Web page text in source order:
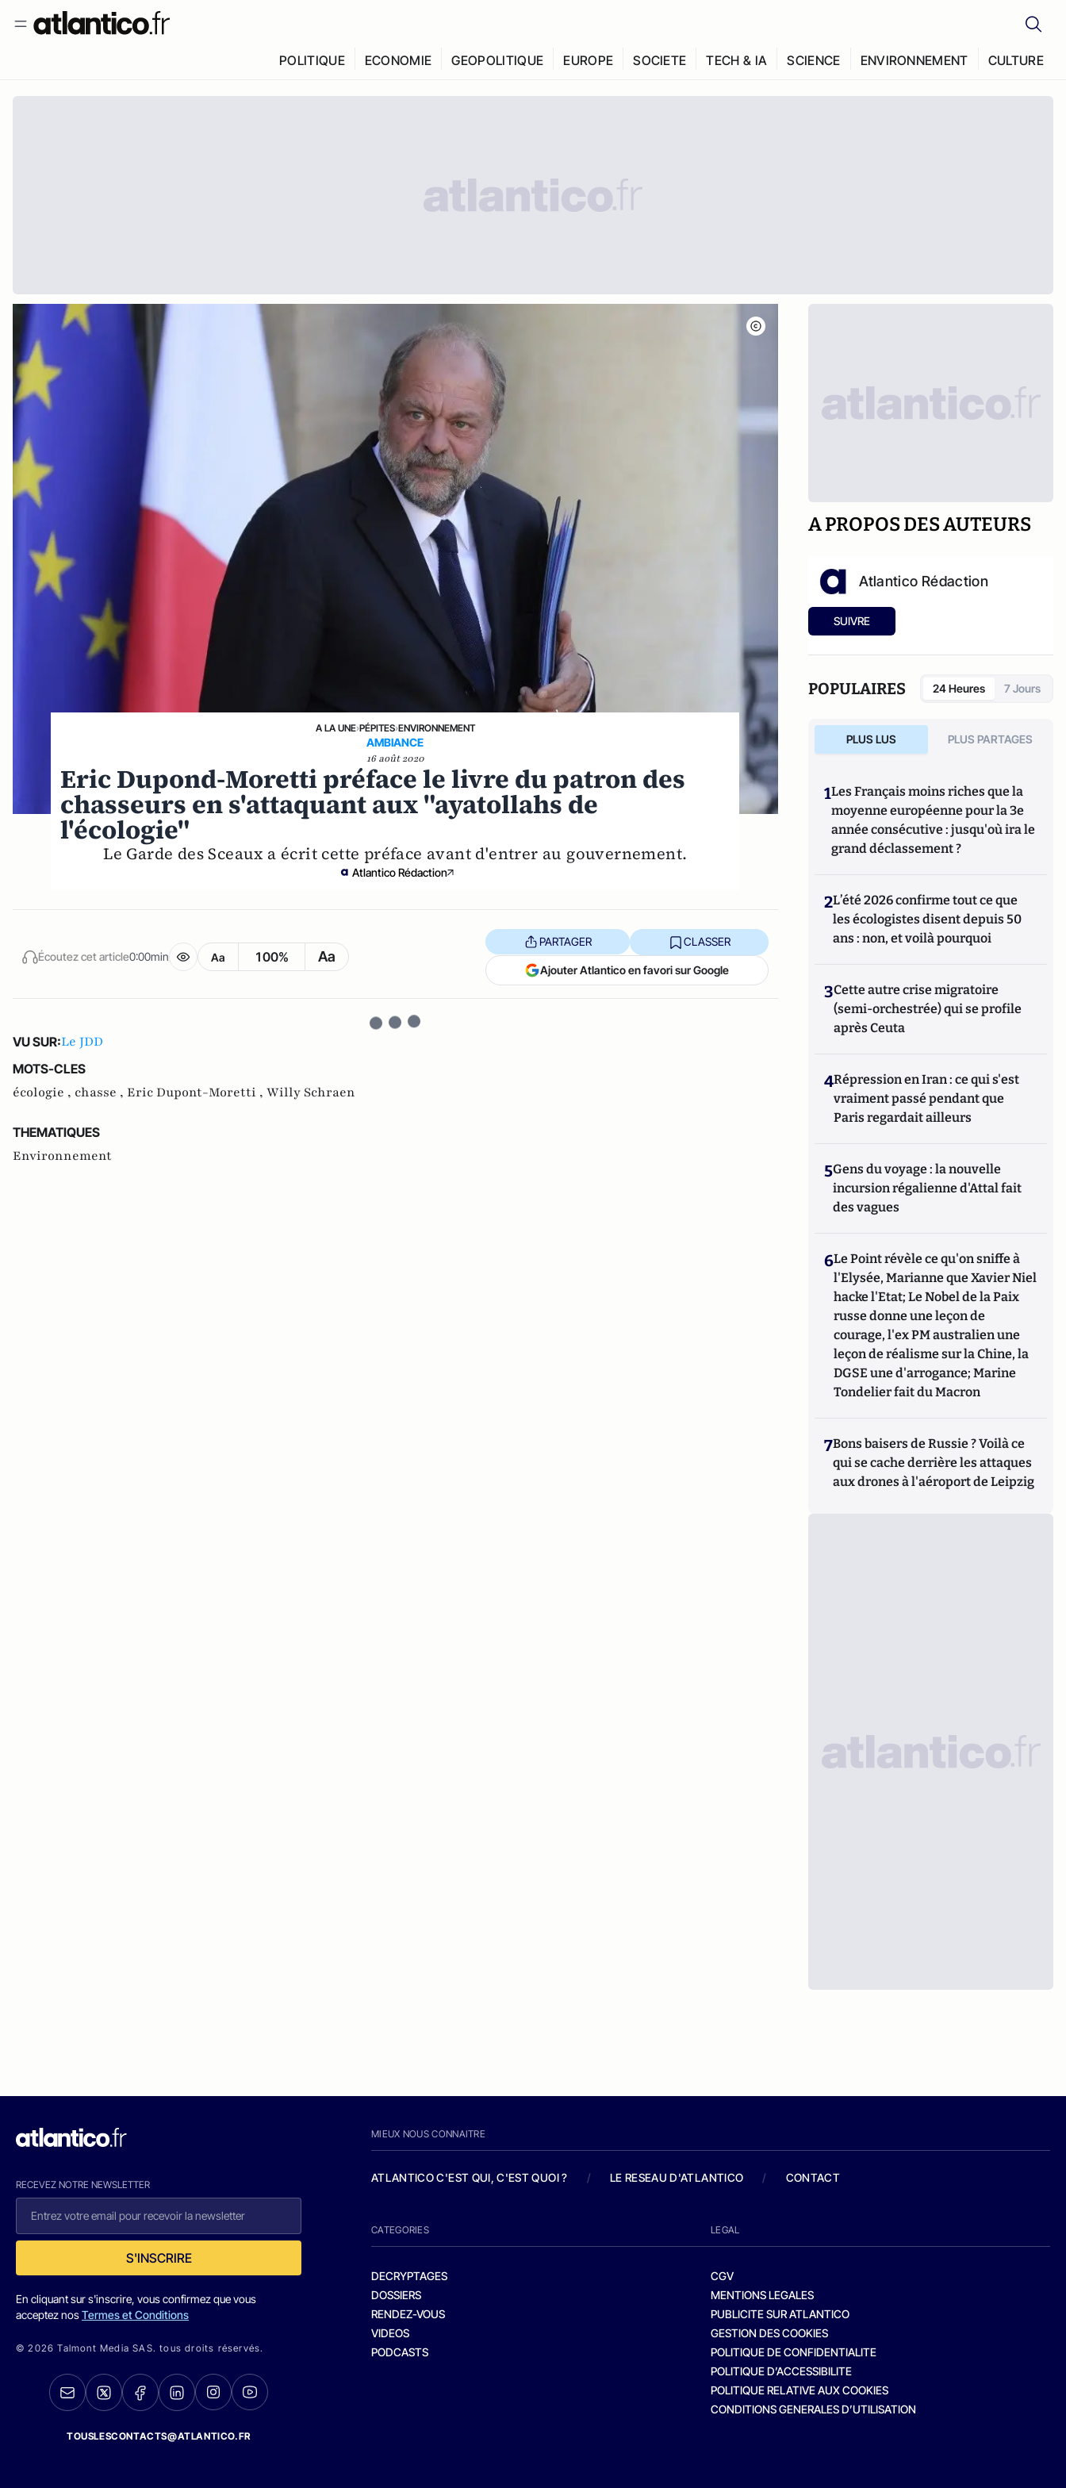
POLITIQUE ECONOMIE GEOPOLITIQUE EUROPE SOCIETE TECH & IA SCIENCE ENVIRONNEMENT CULTURE
A LA UNE›PÉPITES›ENVIRONNEMENT
AMBIANCE
16 août 2020
Eric Dupond-Moretti préface le livre du patron des
chasseurs en s'attaquant aux "ayatollahs de
l'écologie"
Le Garde des Sceaux a écrit cette préface avant d'entrer au gouvernement.
Atlantico Rédaction
Écoutez cet article0:00min Aa 100% Aa
PARTAGER CLASSER
Ajouter Atlantico en favori sur Google
VU SUR:Le JDD
MOTS-CLES
écologie , chasse , Eric Dupont-Moretti , Willy Schraen
THEMATIQUES
Environnement
A PROPOS DES AUTEURS
Atlantico Rédaction
SUIVRE
POPULAIRES 24 Heures 7 Jours
PLUS LUS PLUS PARTAGES
1Les Français moins riches que la
moyenne européenne pour la 3e
année consécutive : jusqu'où ira le
grand déclassement ?
2L’été 2026 confirme tout ce que
les écologistes disent depuis 50
ans : non, et voilà pourquoi
3Cette autre crise migratoire
(semi-orchestrée) qui se profile
après Ceuta
4Répression en Iran : ce qui s'est
vraiment passé pendant que
Paris regardait ailleurs
5Gens du voyage : la nouvelle
incursion régalienne d'Attal fait
des vagues
6Le Point révèle ce qu'on sniffe à
l'Elysée, Marianne que Xavier Niel
hacke l'Etat; Le Nobel de la Paix
russe donne une leçon de
courage, l'ex PM australien une
leçon de réalisme sur la Chine, la
DGSE une d'arrogance; Marine
Tondelier fait du Macron
7Bons baisers de Russie ? Voilà ce
qui se cache derrière les attaques
aux drones à l'aéroport de Leipzig
RECEVEZ NOTRE NEWSLETTER
S'INSCRIRE
En cliquant sur s'inscrire, vous confirmez que vous
acceptez nosTermes et Conditions
© 2026 Talmont Media SAS. tous droits réservés.
TOUSLESCONTACTS@ATLANTICO.FR
MIEUX NOUS CONNAITRE
ATLANTICO C'EST QUI, C'EST QUOI ? / LE RESEAU D'ATLANTICO / CONTACT
CATEGORIES
DECRYPTAGES
DOSSIERS
RENDEZ-VOUS
VIDEOS
PODCASTS
LEGAL
CGV
MENTIONS LEGALES
PUBLICITE SUR ATLANTICO
GESTION DES COOKIES
POLITIQUE DE CONFIDENTIALITE
POLITIQUE D’ACCESSIBILITE
POLITIQUE RELATIVE AUX COOKIES
CONDITIONS GENERALES D’UTILISATION